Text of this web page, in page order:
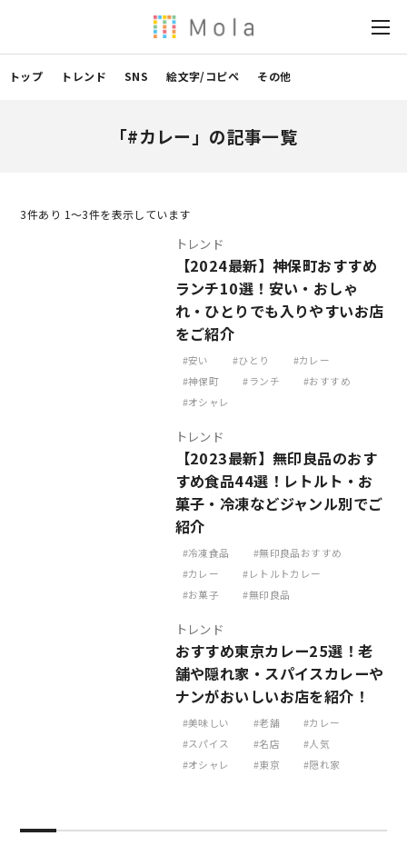
トップ トレンド SNS 絵文字/コピペ その他
「#カレー」の記事一覧
3件あり 1〜3件を表示しています
トレンド
【2024最新】神保町おすすめ
ランチ10選！安い・おしゃ
れ・ひとりでも入りやすいお店
をご紹介
安い ひとり
カレー
神保町
ランチ
おすすめ
オシャレ
トレンド
【2023最新】無印良品のおす
すめ食品44選！レトルト・お
菓子・冷凍などジャンル別でご
紹介
冷凍食品
無印良品おすすめ
カレー
レトルトカレー
お菓子
無印良品
トレンド
おすすめ東京カレー25選！老
舗や隠れ家・スパイスカレーや
ナンがおいしいお店を紹介！
美味しい 老舗
カレー
スパイス
名店
人気
オシャレ
東京 隠れ家